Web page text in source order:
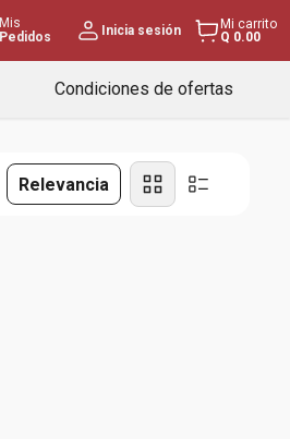
Mis
Pedidos
Inicia sesión
Mi carrito
Q 0.00
Condiciones de ofertas
Relevancia